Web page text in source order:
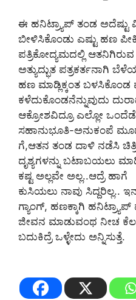
ಈ ಹನಿಟ್ರ್ಯಾಪ್ ತಂಡ ಅದೆಷ್ಟು
ಬೀಳಿಸಿಕೊಂಡು ಎಷ್ಟು ಹಣ
ಪತ್ರಿಕೋದ್ಯಮದಲ್ಲಿ ಆತನಿಗಿರುವ
ಅತ್ಯುದ್ಭುತ ಪತ್ರಕರ್ತನಾಗಿ
ಹಣ ಮಾಡ್ಲಿಕ್ಕಂತ
ಕಳೆದುಕೊಂಡನೆನ್ನುವುದು
ಆಕ್ರೋಶವಿದ್ರೂ ಎಲ್ಲೋ ಒಂದೆಡೆ
ಸಹಾನುಭೂತಿ-ಅನುಕಂಪೆ
ಗೆ,ಆತನ ತಂಡ ದಾಳಿ ನಡೆಸಿ
ದೃಶ್ಯಗಳನ್ನು ಬಟಾಬಯಲು
ಕಷ್ಟ ಅಲ್ಲವೇ ಅಲ್ಲ..ಆದ್ರೆ
ಕುಸಿಯಲು ನಾವು ಸಿದ್ದರಿಲ್ಲ..
ಗ್ಯಾಂಗ್, ಹಣಕ್ಕಾಗಿ
ಜೀವನ ಮಾಡುವಂಥ ನೀಚ
ಬದುಕಿದ್ರೆ ಒಳ್ಳೇದು ಅನ್ನಿಸುತ್ತೆ.